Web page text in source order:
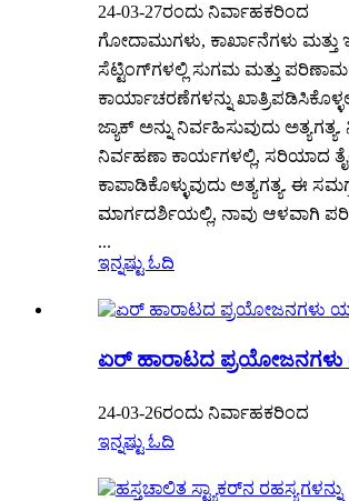
24-03-27ರಂದು ನಿರ್ವಾಹಕರಿಂದ
ಗೋದಾಮುಗಳು, ಕಾರ್ಖಾನೆಗಳು ಮತ್ತು
ಸೆಟ್ಟಿಂಗ್‌ಗಳಲ್ಲಿ ಸುಗಮ ಮತ್ತು
ಕಾರ್ಯಾಚರಣೆಗಳನ್ನು
ಜ್ಯಾಕ್ ಅನ್ನು ನಿರ್ವಹಿಸುವುದು
ನಿರ್ವಹಣಾ ಕಾರ್ಯಗಳಲ್ಲಿ, ಸರಿಯಾದ
ಕಾಪಾಡಿಕೊಳ್ಳುವುದು ಅತ್ಯಗತ್ಯ. ಈ
ಮಾರ್ಗದರ್ಶಿಯಲ್ಲಿ, ನಾವು ಆಳವಾಗಿ
...
ಇನ್ನಷ್ಟು ಓದಿ
ಏರ್ ಹಾರಾಟದ ಪ್ರಯೋಜನಗಳು
24-03-26ರಂದು ನಿರ್ವಾಹಕರಿಂದ
ಇನ್ನಷ್ಟು ಓದಿ